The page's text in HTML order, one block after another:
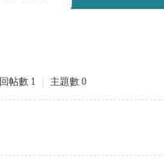
回帖數 1 主題數 0